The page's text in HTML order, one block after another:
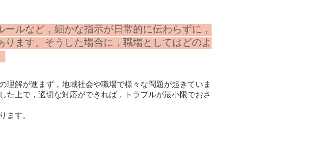
ルなど，細かな指示が日常的に伝わらずに，
ます。そうした場合に，職場としてはどのよ
理解が進まず，地域社会や職場で様々な問題が起きていま
た上で，適切な対応ができれば，トラブルが最小限でおさ
ます。